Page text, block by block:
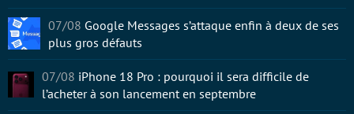
07/08 Google Messages s’attaque enfin à deux de ses
plus gros défauts
07/08 iPhone 18 Pro : pourquoi il sera difficile de
l’acheter à son lancement en septembre